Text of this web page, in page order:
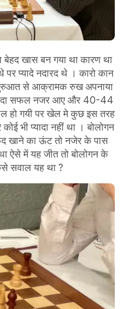
खास बन गया था कारण था
पर प्यादे नदारद थे । कारो कान
से आक्रामक रुख अपनाया
सफल नजर आए और 40-44
हो गयी पर खेल मे कुछ इस तरह
भी प्यादा नहीं था । बोलोगन
खाने का ऊंट तो नजेर के पास
ऐसे में यह जीत तो बोलोगन के
सवाल यह था ?